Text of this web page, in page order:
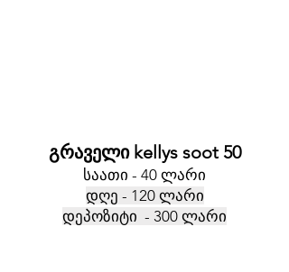
გრაველი kellys soot 50
საათი - 40 ლარი
დღე - 120 ლარი
დეპოზიტი - 300 ლარი